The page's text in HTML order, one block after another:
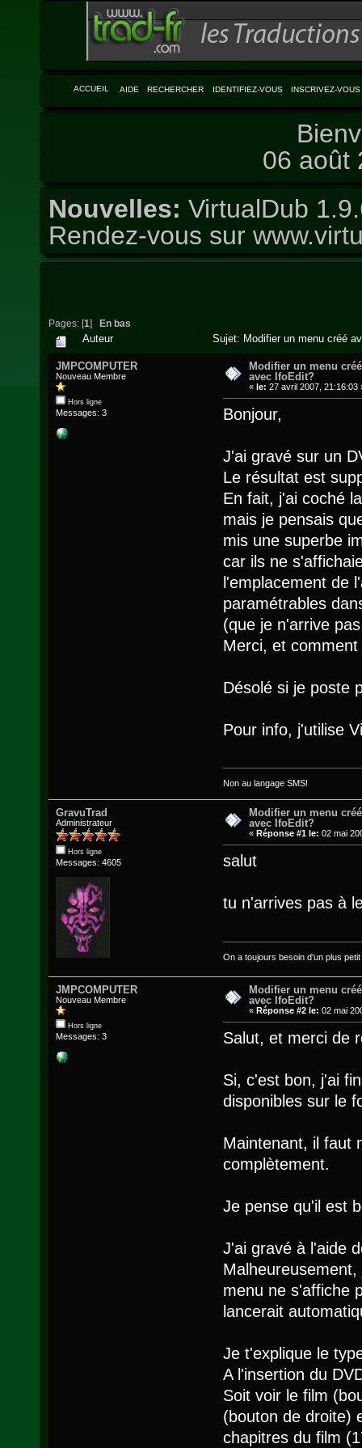
ACCUEIL AIDE RECHERCHER IDENTIFIEZ-VOUS INSCRIVEZ-VOUS
06 août
Nouvelles: VirtualDub
Rendez-vous sur
Pages: [1] En bas
Auteur Sujet: Modifier un menu créé
JMPCOMPUTER
Nouveau Membre
Hors ligne
Messages: 3
Modifier un menu
avec IfoEdit?
«le: 27 avril 2007, 21:16:03
Bonjour,
J'ai gravé sur un
Le résultat est
En fait, j'ai coché
mais je pensais
mis une superbe
car ils ne
l'emplacement de
paramétrables
(que je n'arrive
Merci, et
Désolé si je poste
Pour info, j'utilise
Non au langage SMS!
GravuTrad
Administrateur
Hors ligne
Messages: 4605
Modifier un menu
avec IfoEdit?
« Réponse #1 le: 02 mai
salut
tu n'arrives pas à
On a toujours besoin d'un plus
JMPCOMPUTER
Nouveau Membre
Hors ligne
Messages: 3
Modifier un menu
avec IfoEdit?
« Réponse #2 le: 02 mai
Salut, et merci de
Si, c'est bon, j'ai
disponibles sur le
Maintenant, il faut
complètement.
Je pense qu'il est
J'ai gravé à l'aide
menu ne s'affiche
lancerait
Je t'explique le
A l'insertion du
Soit voir le film
(bouton de droite)
chapitres du film